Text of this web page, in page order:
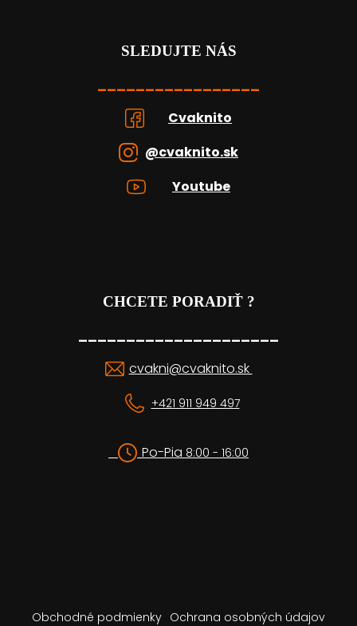
SLEDUJTE NÁS
_________________
Cvaknito
@cvaknito.sk
Youtube
CHCETE PORADIŤ ?
_____________________
cvakni@cvaknito.sk
+421 911 949 497
Po-Pia 8:00 - 16:00
Obchodné podmienky Ochrana osobných údajov